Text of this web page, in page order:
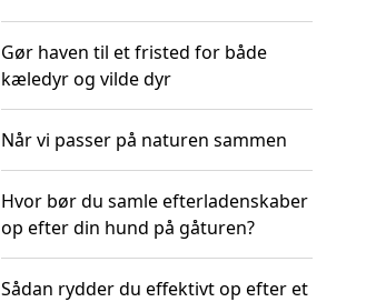
Gør haven til et fristed for både
kæledyr og vilde dyr
Når vi passer på naturen sammen
Hvor bør du samle efterladenskaber
op efter din hund på gåturen?
Sådan rydder du effektivt op efter et